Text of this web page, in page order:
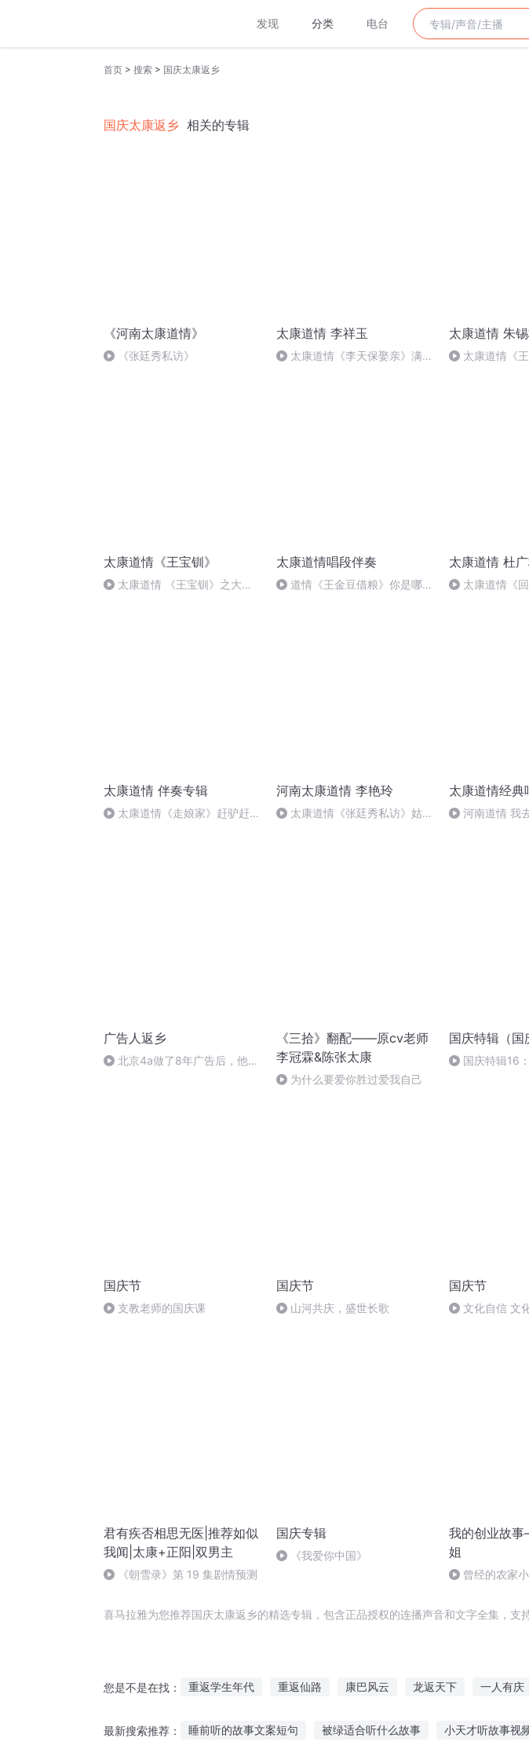
发现 分类 电台
首页 > 搜索 > 国庆太康返乡
国庆太康返乡 相关的专辑
《河南太康道情》
《张廷秀私访》
太康道情 李祥玉
太康道情《李天保娶亲》满天
太康道情 朱
太康道情《
太康道情《王宝钏》
太康道情 《王宝钏》之大登
太康道情唱段伴奏
道情《王金豆借粮》你是哪里
太康道情 杜
太康道情《
太康道情 伴奏专辑
太康道情《走娘家》赶驴赶到
河南太康道情 李艳玲
太康道情《张廷秀私访》姑奶
太康道情经典
河南道情 我
广告人返乡
北京4a做了8年广告后，他想
《三拾》翻配——原cv老师
李冠霖&陈张太康
为什么要爱你胜过爱我自己
国庆特辑（国
国庆特辑16
国庆节
支教老师的国庆课
国庆节
山河共庆，盛世长歌
国庆节
文化自信 文
君有疾否相思无医|推荐如似
我闻|太康+正阳|双男主
《朝雪录》第 19 集剧情预测
国庆专辑
《我爱你中国》
我的创业故
姐
曾经的农家
喜马拉雅为您推荐国庆太康返乡的精选专辑，包含正品授权的连播声音和文字全集，支
您是不是在找： 重返学生年代 重返仙路 康巴风云 龙返天下 一人有庆
最新搜索推荐： 睡前听的故事文案短句 被绿适合听什么故事 小天才听故事视